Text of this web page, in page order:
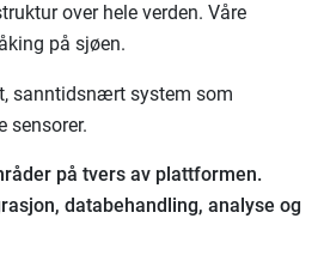
over hele verden. Våre
på sjøen.
sanntidsnært system som
sensorer.
på tvers av plattformen.
databehandling, analyse og